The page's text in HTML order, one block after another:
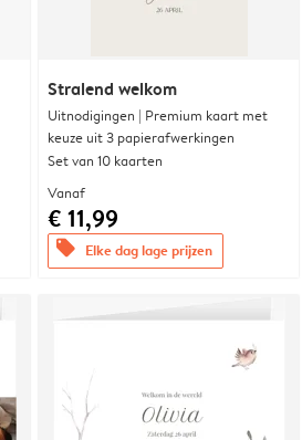
Stralend welkom
Uitnodigingen | Premium kaart met
keuze uit 3 papierafwerkingen
Set van 10 kaarten
Vanaf
€ 11,99
offers Elke dag lage prijzen